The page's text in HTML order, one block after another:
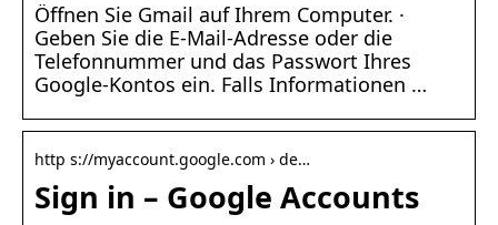
Öffnen Sie Gmail auf Ihrem Computer. ·
Geben Sie die E-Mail-Adresse oder die
Telefonnummer und das Passwort Ihres
Google-Kontos ein. Falls Informationen …
http s://myaccount.google.com › de…
Sign in – Google Accounts